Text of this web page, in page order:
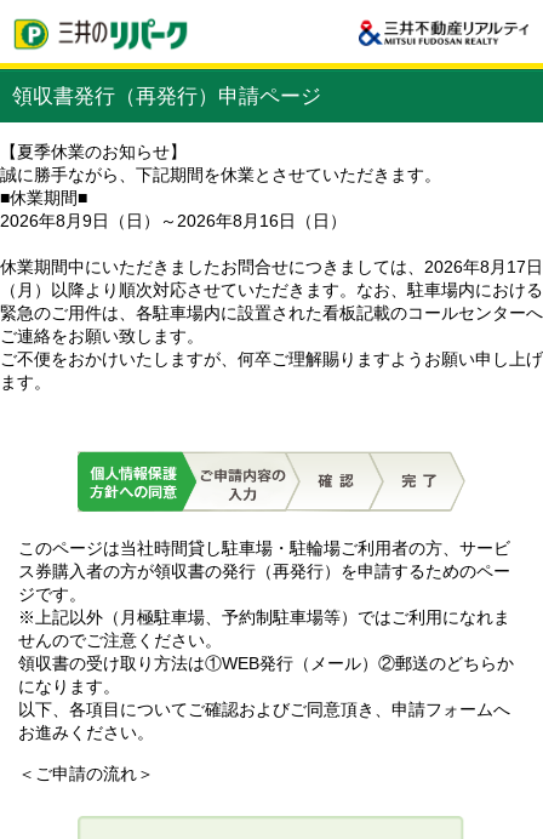
領収書発行（再発行）申請ページ
【夏季休業のお知らせ】
誠に勝手ながら、下記期間を休業とさせていただきます。
■休業期間■
2026年8月9日（日）～2026年8月16日（日）
休業期間中にいただきましたお問合せにつきましては、2026年8月17日
（月）以降より順次対応させていただきます。なお、駐車場内における
緊急のご用件は、各駐車場内に設置された看板記載のコールセンターへ
ご連絡をお願い致します。
ご不便をおかけいたしますが、何卒ご理解賜りますようお願い申し上げ
ます。
このページは当社時間貸し駐車場・駐輪場ご利用者の方、サービ
ス券購入者の方が領収書の発行（再発行）を申請するためのペー
ジです。
※上記以外（月極駐車場、予約制駐車場等）ではご利用になれま
せんのでご注意ください。
領収書の受け取り方法は①WEB発行（メール）②郵送のどちらか
になります。
以下、各項目についてご確認およびご同意頂き、申請フォームへ
お進みください。
＜ご申請の流れ＞